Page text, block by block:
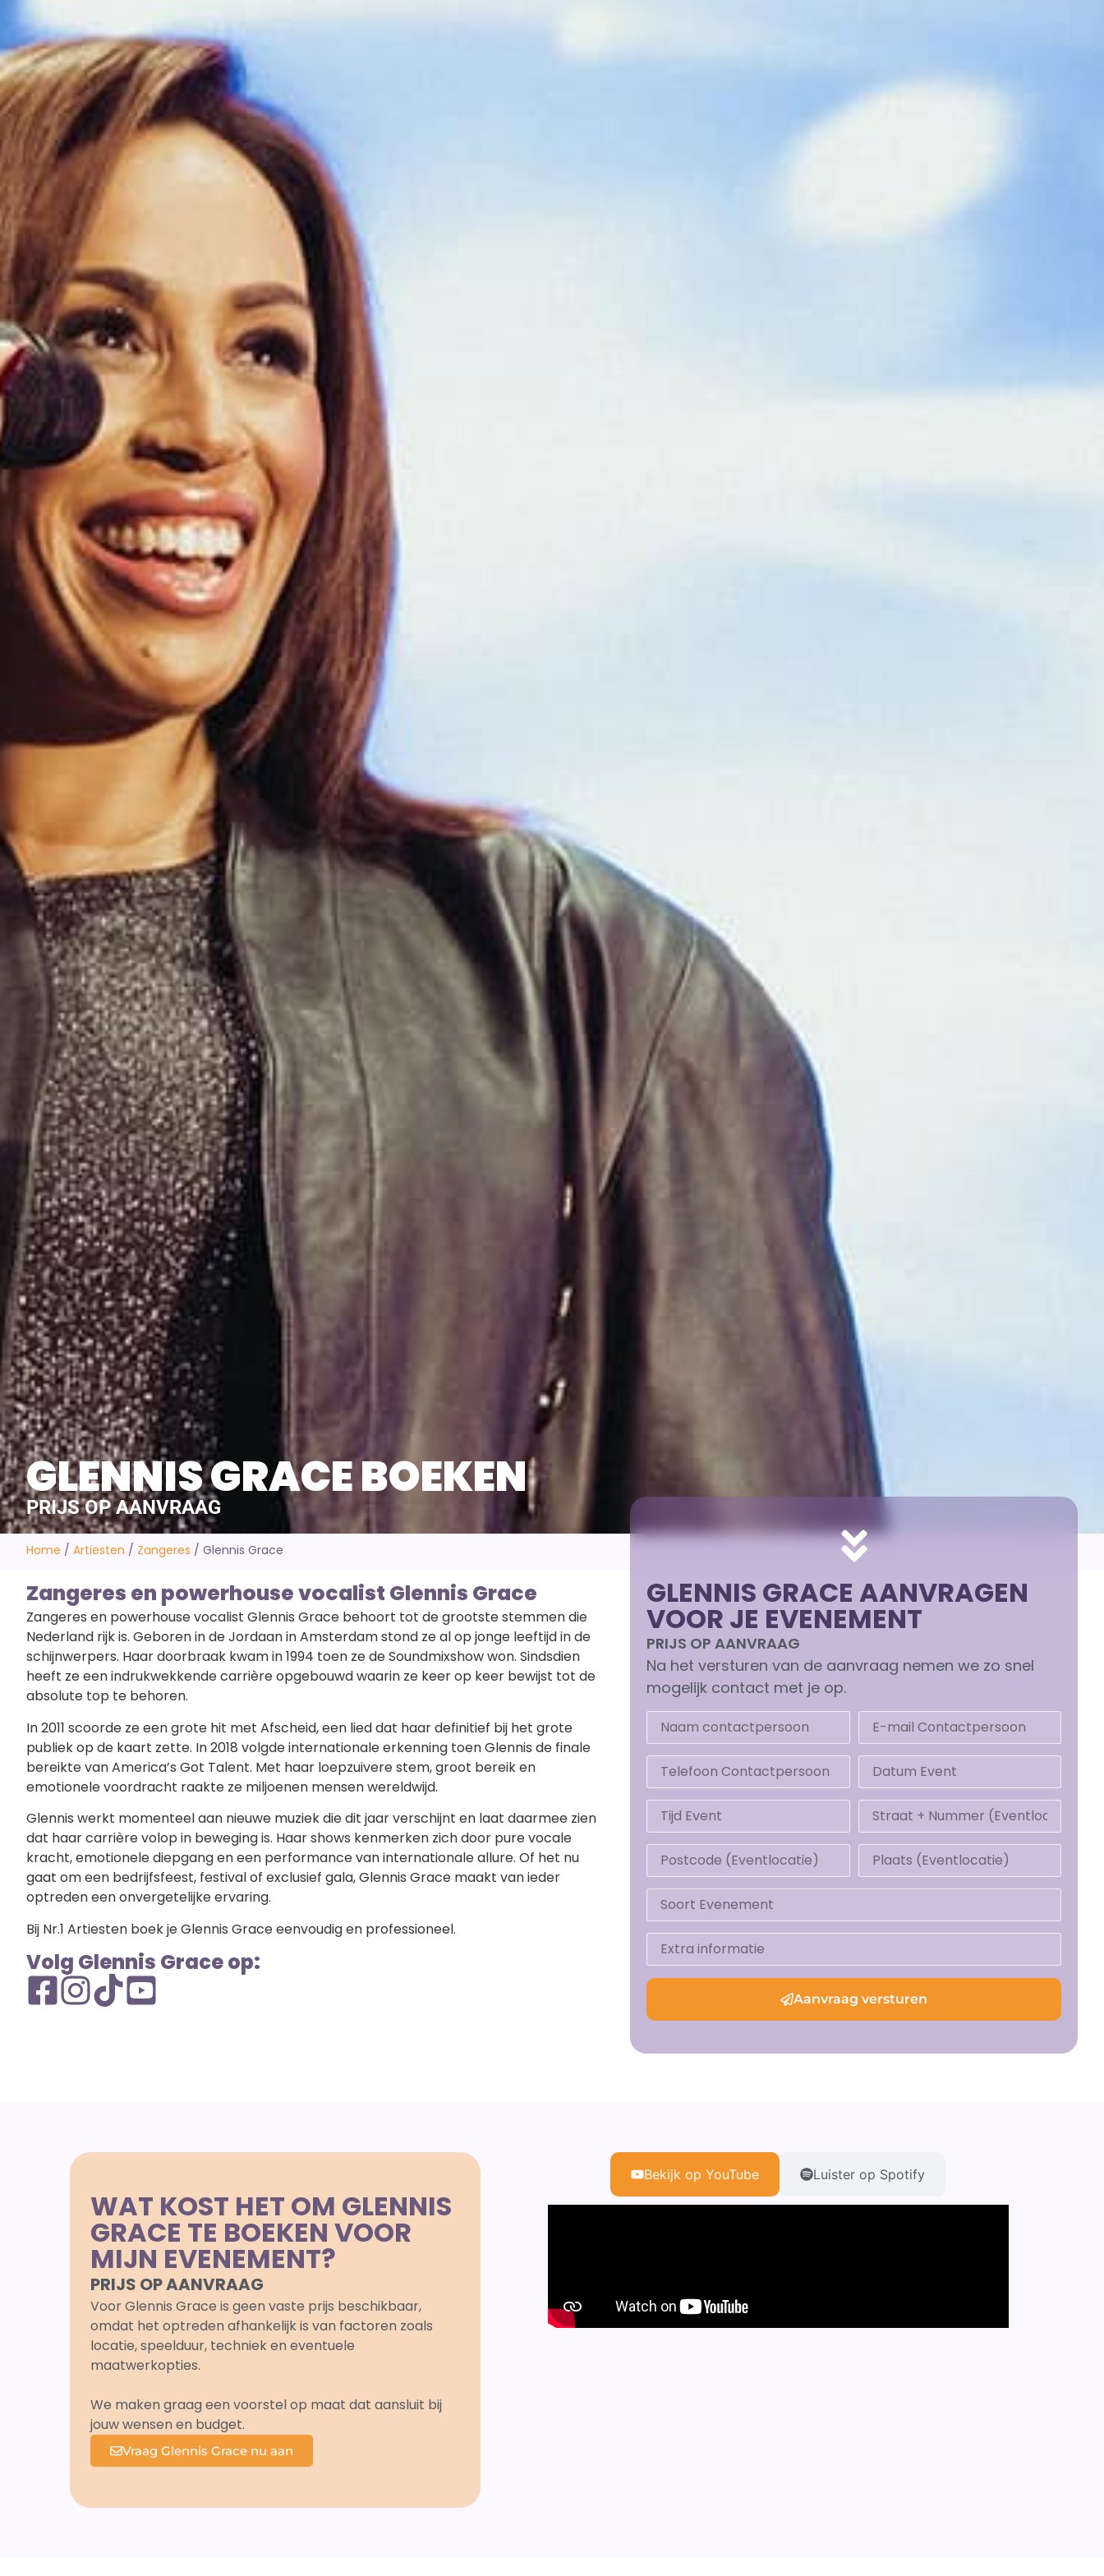
PRIJS OP AANVRAAG
GLENNIS GRACE BOEKEN
Home / Artiesten / Zangeres / Glennis Grace
Zangeres en powerhouse vocalist Glennis Grace
Zangeres en powerhouse vocalist Glennis Grace behoort tot de grootste stemmen die
Nederland rijk is. Geboren in de Jordaan in Amsterdam stond ze al op jonge leeftijd in de
schijnwerpers. Haar doorbraak kwam in 1994 toen ze de Soundmixshow won. Sindsdien
heeft ze een indrukwekkende carrière opgebouwd waarin ze keer op keer bewijst tot de
absolute top te behoren.
In 2011 scoorde ze een grote hit met Afscheid, een lied dat haar definitief bij het grote
publiek op de kaart zette. In 2018 volgde internationale erkenning toen Glennis de finale
bereikte van America’s Got Talent. Met haar loepzuivere stem, groot bereik en
emotionele voordracht raakte ze miljoenen mensen wereldwijd.
Glennis werkt momenteel aan nieuwe muziek die dit jaar verschijnt en laat daarmee zien
dat haar carrière volop in beweging is. Haar shows kenmerken zich door pure vocale
kracht, emotionele diepgang en een performance van internationale allure. Of het nu
gaat om een bedrijfsfeest, festival of exclusief gala, Glennis Grace maakt van ieder
optreden een onvergetelijke ervaring.
Bij Nr.1 Artiesten boek je Glennis Grace eenvoudig en professioneel.
Volg Glennis Grace op:
GLENNIS GRACE AANVRAGEN
VOOR JE EVENEMENT
PRIJS OP AANVRAAG
Na het versturen van de aanvraag nemen we zo snel
mogelijk contact met je op.
Aanvraag versturen
WAT KOST HET OM GLENNIS
GRACE TE BOEKEN VOOR
MIJN EVENEMENT?
PRIJS OP AANVRAAG
Voor Glennis Grace is geen vaste prijs beschikbaar,
omdat het optreden afhankelijk is van factoren zoals
locatie, speelduur, techniek en eventuele
maatwerkopties.
We maken graag een voorstel op maat dat aansluit bij
jouw wensen en budget.
Vraag Glennis Grace nu aan
Bekijk op YouTube Luister op Spotify